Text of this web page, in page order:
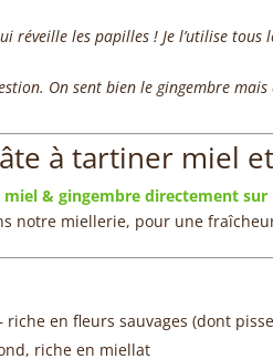
réveille les papilles ! Je l’utilise tous
On sent bien le gingembre
à tartiner miel
& gingembre directement
notre miellerie, pour une
riche en fleurs sauvages (dont
riche en miellat